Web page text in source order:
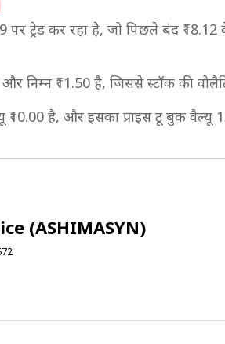
ट्रेड कर रहा है, जो पिछले बंद
निम्न ₹11.50 है, जिससे स्टॉक की
है, और इसका प्राइस टू बुक वैल्यू
(ASHIMASYN)